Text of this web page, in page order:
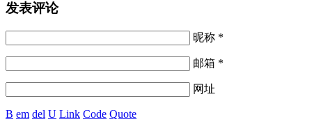
发表评论
昵称 *
邮箱 *
网址
B em del U Link Code Quote